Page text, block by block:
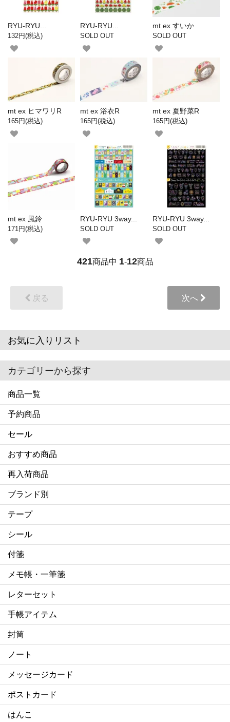
RYU-RYU...
132円(税込)
RYU-RYU...
SOLD OUT
mt ex すいか
SOLD OUT
mt ex ヒマワリR
165円(税込)
mt ex 浴衣R
165円(税込)
mt ex 夏野菜R
165円(税込)
mt ex 風鈴
171円(税込)
RYU-RYU 3way...
SOLD OUT
RYU-RYU 3way...
SOLD OUT
421商品中 1-12商品
戻る 次へ
お気に入りリスト
カテゴリーから探す
商品一覧
予約商品
セール
おすすめ商品
再入荷商品
ブランド別
テープ
シール
付箋
メモ帳・一筆箋
レターセット
手帳アイテム
封筒
ノート
メッセージカード
ポストカード
はんこ